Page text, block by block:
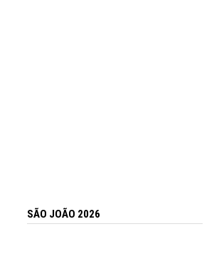
SÃO JOÃO 2026